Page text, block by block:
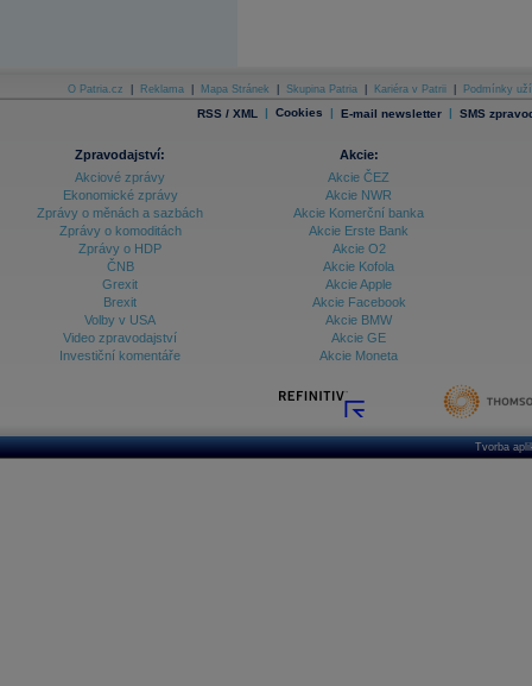
O Patria.cz Reklama Mapa Stránek Skupina Patria Kariéra v Patrii Podmínky
RSS / XML | Cookies | E-mail newsletter | SMS
Zpravodajství:
Akciové zprávy
Ekonomické zprávy
Zprávy o měnách a sazbách
Zprávy o komoditách
Zprávy o HDP
ČNB
Grexit
Brexit
Volby v USA
Video zpravodajství
Investiční komentáře
Akcie:
Akcie ČEZ
Akcie NWR
Akcie Komerční banka
Akcie Erste Bank
Akcie O2
Akcie Kofola
Akcie Apple
Akcie Facebook
Akcie BMW
Akcie GE
Akcie Moneta
Tvorba